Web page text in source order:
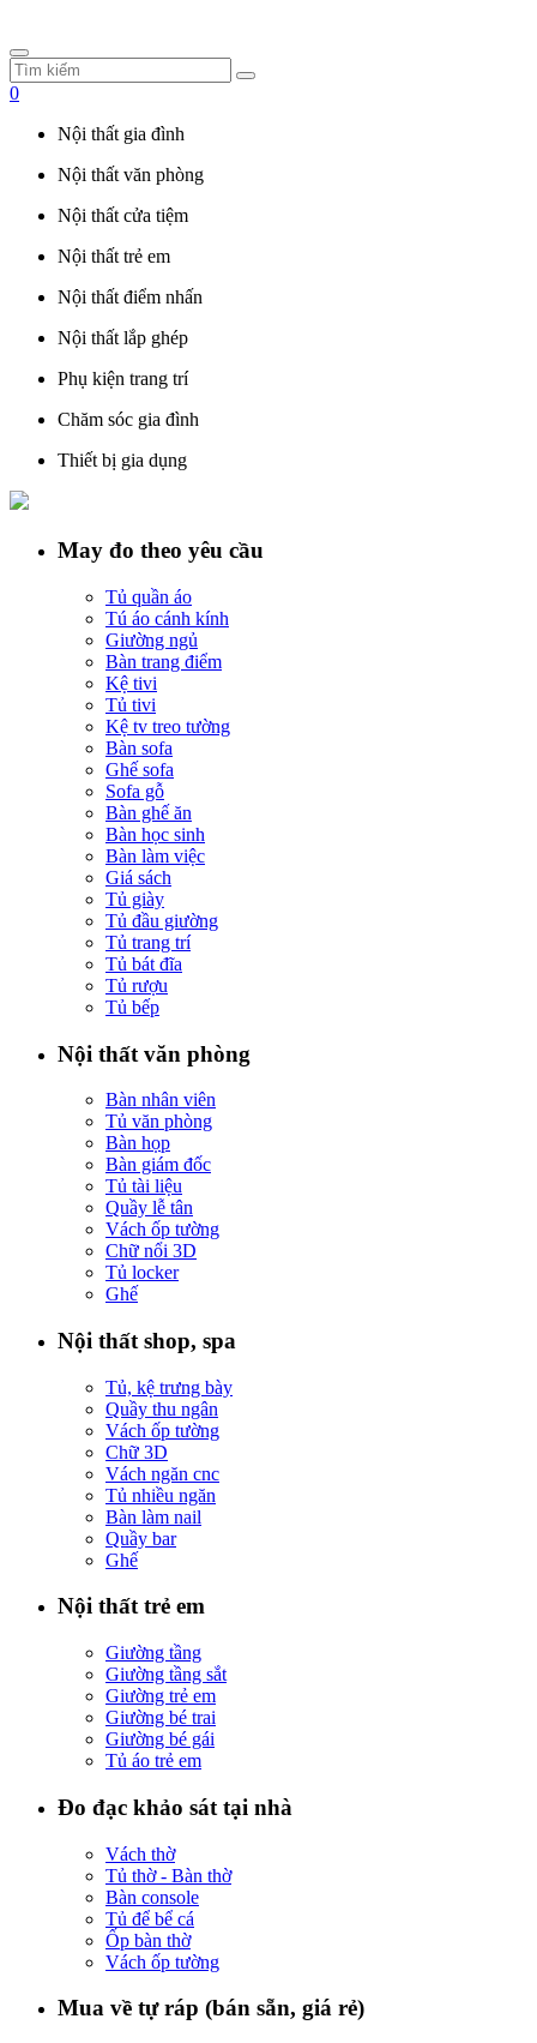
0
Nội thất gia đình
Nội thất văn phòng
Nội thất cửa tiệm
Nội thất trẻ em
Nội thất điểm nhấn
Nội thất lắp ghép
Phụ kiện trang trí
Chăm sóc gia đình
Thiết bị gia dụng
May đo theo yêu cầu
Tủ quần áo
Tú áo cánh kính
Giường ngủ
Bàn trang điểm
Kệ tivi
Tủ tivi
Kệ tv treo tường
Bàn sofa
Ghế sofa
Sofa gỗ
Bàn ghế ăn
Bàn học sinh
Bàn làm việc
Giá sách
Tủ giày
Tủ đầu giường
Tủ trang trí
Tủ bát đĩa
Tủ rượu
Tủ bếp
Nội thất văn phòng
Bàn nhân viên
Tủ văn phòng
Bàn họp
Bàn giám đốc
Tủ tài liệu
Quầy lễ tân
Vách ốp tường
Chữ nổi 3D
Tủ locker
Ghế
Nội thất shop, spa
Tủ, kệ trưng bày
Quầy thu ngân
Vách ốp tường
Chữ 3D
Vách ngăn cnc
Tủ nhiều ngăn
Bàn làm nail
Quầy bar
Ghế
Nội thất trẻ em
Giường tầng
Giường tầng sắt
Giường trẻ em
Giường bé trai
Giường bé gái
Tủ áo trẻ em
Đo đạc khảo sát tại nhà
Vách thờ
Tủ thờ - Bàn thờ
Bàn console
Tủ để bể cá
Ốp bàn thờ
Vách ốp tường
Mua về tự ráp (bán sẵn, giá rẻ)